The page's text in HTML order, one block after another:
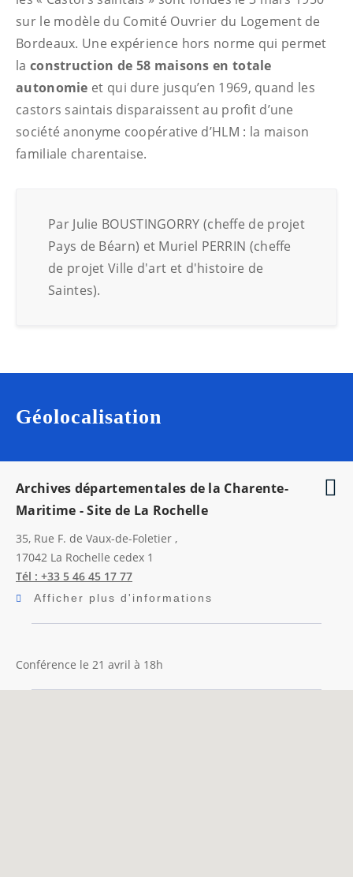
sur le modèle du Comité Ouvrier du Logement de
Bordeaux. Une expérience hors norme qui permet
la construction de 58 maisons en totale
autonomie et qui dure jusqu’en 1969, quand les
castors saintais disparaissent au profit d’une
société anonyme coopérative d’HLM : la maison
familiale charentaise.
Par Julie BOUSTINGORRY (cheffe de projet
Pays de Béarn) et Muriel PERRIN (cheffe
de projet Ville d'art et d'histoire de
Saintes).
Géolocalisation
Archives départementales de la Charente-
Maritime - Site de La Rochelle
35, Rue F. de Vaux-de-Foletier ,
17042 La Rochelle cedex 1
Tél : +33 5 46 45 17 77
Afficher plus d'informations
Conférence le 21 avril à 18h